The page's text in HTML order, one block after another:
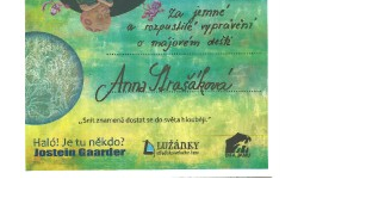
ENVIRONMENTÁLNÍ VÝCHOVA
FOTOALBUM
ŠKOLNÍ DRUŽINA